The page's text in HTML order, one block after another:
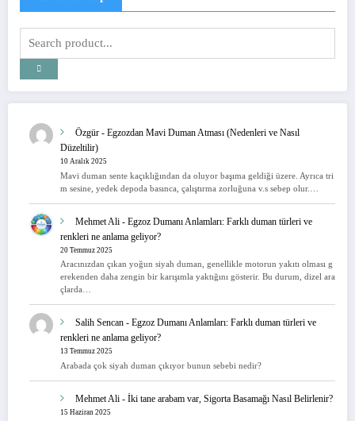
Özgür - Egzozdan Mavi Duman Atması (Nedenleri ve Nasıl
Düzeltilir)
10 Aralık 2025
Mavi duman sente kaçıklığından da oluyor başıma geldiği üzere. Ayrıca tri
m sesine, yedek depoda basınca, çalıştırma zorluğuna v.s sebep olur.…
Mehmet Ali - Egzoz Dumanı Anlamları: Farklı duman türleri ve
renkleri ne anlama geliyor?
20 Temmuz 2025
Aracınızdan çıkan yoğun siyah duman, genellikle motorun yakıtı olması g
erekenden daha zengin bir karışımla yaktığını gösterir. Bu durum, dizel ara
çlarda…
Salih Sencan - Egzoz Dumanı Anlamları: Farklı duman türleri ve
renkleri ne anlama geliyor?
13 Temmuz 2025
Arabada çok siyah duman çıkıyor bunun sebebi nedir?
Mehmet Ali - İki tane arabam var, Sigorta Basamağı Nasıl Belirlenir?
15 Haziran 2025